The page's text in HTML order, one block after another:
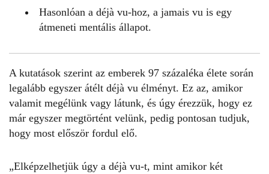
Hasonlóan a déjà vu-hoz, a jamais vu is egy
átmeneti mentális állapot.
A kutatások szerint az emberek 97 százaléka élete során
legalább egyszer átélt déjà vu élményt. Ez az, amikor
valamit megélünk vagy látunk, és úgy érezzük, hogy ez
már egyszer megtörtént velünk, pedig pontosan tudjuk,
hogy most először fordul elő.
„Elképzelhetjük úgy a déjà vu-t, mint amikor két